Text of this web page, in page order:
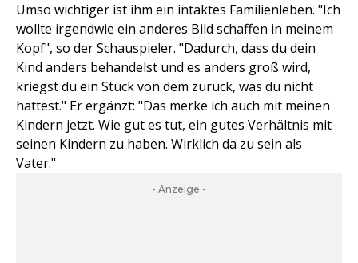
Umso wichtiger ist ihm ein intaktes Familienleben. "Ich
wollte irgendwie ein anderes Bild schaffen in meinem
Kopf", so der Schauspieler. "Dadurch, dass du dein
Kind anders behandelst und es anders groß wird,
kriegst du ein Stück von dem zurück, was du nicht
hattest." Er ergänzt: "Das merke ich auch mit meinen
Kindern jetzt. Wie gut es tut, ein gutes Verhältnis mit
seinen Kindern zu haben. Wirklich da zu sein als
Vater."
- Anzeige -